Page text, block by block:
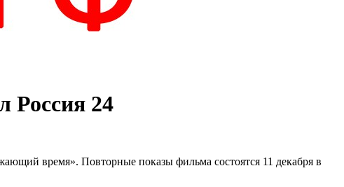
24
время». Повторные показы фильма состоятся 11 декабря в